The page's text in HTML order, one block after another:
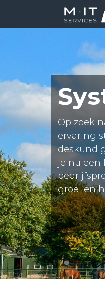
Op zoek
ervaring
je nu een
groei en